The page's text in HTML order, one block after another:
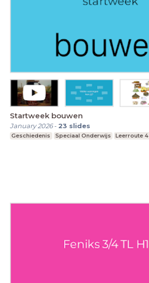
Startweek bouwen
January 2026- 23 slides
Geschiedenis Speciaal Onderwijs Leerroute 4